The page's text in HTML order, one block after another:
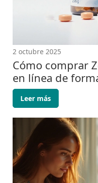
2 octubre 2025
Cómo comprar
en línea de
Leer más